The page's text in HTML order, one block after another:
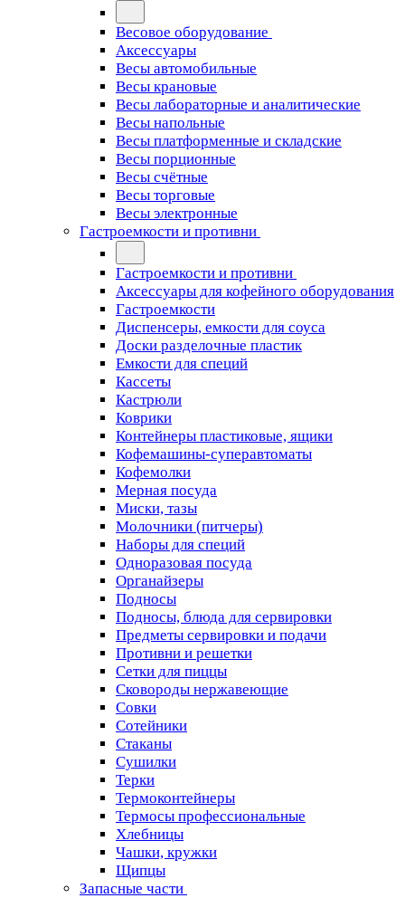
Весовое оборудование
Аксессуары
Весы автомобильные
Весы крановые
Весы лабораторные и аналитические
Весы напольные
Весы платформенные и складские
Весы порционные
Весы счётные
Весы торговые
Весы электронные
Гастроемкости и противни
Гастроемкости и противни
Аксессуары для кофейного оборудования
Гастроемкости
Диспенсеры, емкости для соуса
Доски разделочные пластик
Емкости для специй
Кассеты
Кастрюли
Коврики
Контейнеры пластиковые, ящики
Кофемашины-суперавтоматы
Кофемолки
Мерная посуда
Миски, тазы
Молочники (питчеры)
Наборы для специй
Одноразовая посуда
Органайзеры
Подносы
Подносы, блюда для сервировки
Предметы сервировки и подачи
Противни и решетки
Сетки для пиццы
Сковороды нержавеющие
Совки
Сотейники
Стаканы
Сушилки
Терки
Термоконтейнеры
Термосы профессиональные
Хлебницы
Чашки, кружки
Щипцы
Запасные части